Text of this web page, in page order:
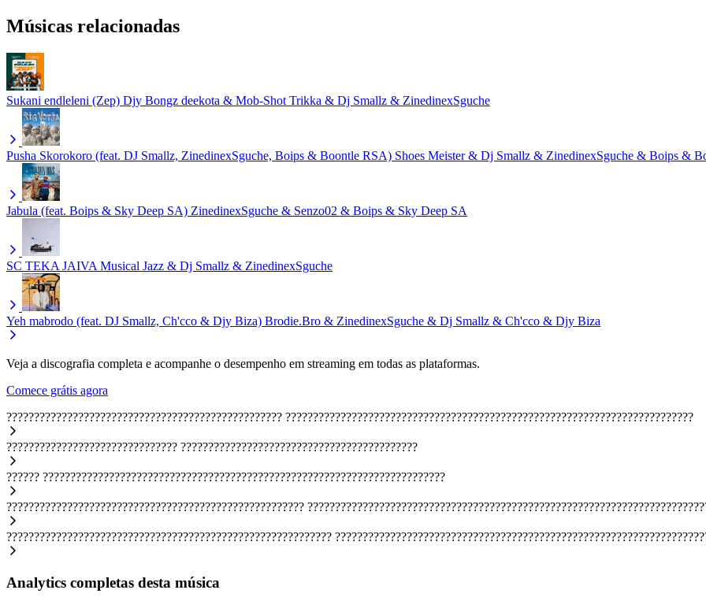
Músicas relacionadas
Sukani endleleni (Zep) Djy Bongz deekota & Mob-Shot Trikka & Dj Smallz & ZinedinexSguche
Pusha Skorokoro (feat. DJ Smallz, ZinedinexSguche, Boips & Boontle RSA) Shoes Meister & Dj Smallz & ZinedinexSguche & Boips &
Jabula (feat. Boips & Sky Deep SA) ZinedinexSguche & Senzo02 & Boips & Sky Deep SA
SC TEKA JAIVA Musical Jazz & Dj Smallz & ZinedinexSguche
Yeh mabrodo (feat. DJ Smallz, Ch'cco & Djy Biza) Brodie.Bro & ZinedinexSguche & Dj Smallz & Ch'cco & Djy Biza
Veja a discografia completa e acompanhe o desempenho em streaming em todas as plataformas.
Comece grátis agora
?????????????????????????????????????????????????? ??????????????????????????????????????????????????????????????????????????
??????????????????????????????? ???????????????????????????????????????????
?????? ?????????????????????????????????????????????????????????????????????????
??????????????????????????????????????????????????????
???????????????????????????????????????????????????????????
Analytics completas desta música